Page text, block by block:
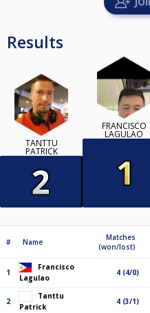
Results
TANTTU
PATRICK
FRANCISCO
LAGULAO
# Name
Matches
(won/lost)
1
Francisco
Lagulao
4 (4/0)
2
Tanttu
Patrick
4 (3/1)